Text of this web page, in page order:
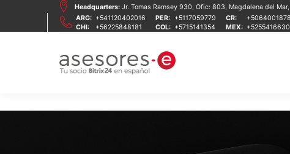
Headquarters: Jr. Tomas Ramsey 930, Ofic: 803, Magdalena del Mar,
ARG: +541120402016 PER: +5117059779 CR:
CHI:
+56225848181 COL: +5715141354 MEX: